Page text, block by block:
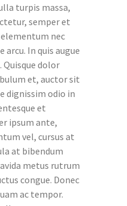
turpis massa,
semper et
nec
In quis augue
Quisque dolor
et, auctor sit
dignissim odio in
et
ipsum ante,
vel, cursus at
at bibendum
metus rutrum
congue. Donec
ac tempor.